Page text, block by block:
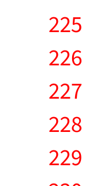
225
226
227
228
229